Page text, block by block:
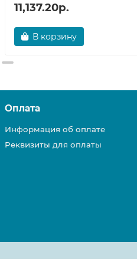
11,137.20р.
В корзину
Оплата
Информация об оплате
Реквизиты для оплаты